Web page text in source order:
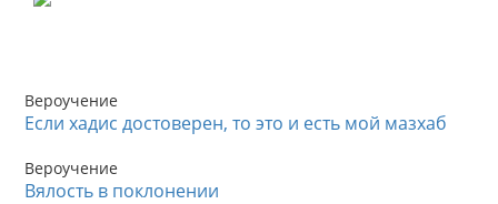
Вероучение
Если хадис достоверен, то это и есть мой мазхаб
Вероучение
Вялость в поклонении